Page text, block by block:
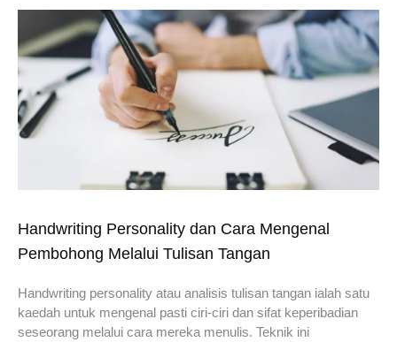
Handwriting Personality dan Cara Mengenal
Pembohong Melalui Tulisan Tangan
Handwriting personality atau analisis tulisan tangan ialah satu
kaedah untuk mengenal pasti ciri-ciri dan sifat keperibadian
seseorang melalui cara mereka menulis. Teknik ini